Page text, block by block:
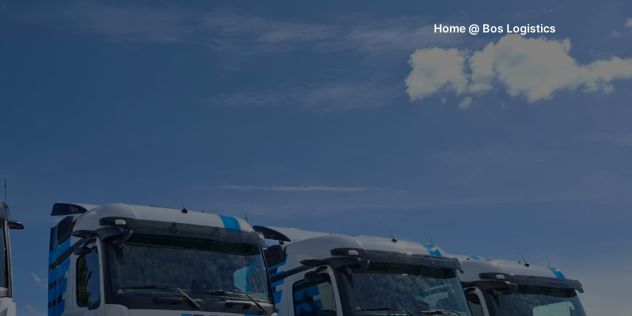
Home @ Bos Logistics